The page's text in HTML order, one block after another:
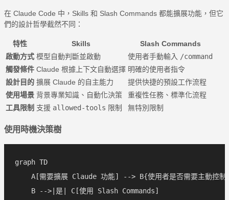
在 Claude Code 中，Skills 和 Slash Commands 都能擴展功能，但它
們的設計哲學截然不同：
特性 Skills
Slash Commands
啟動方式 模型自動判斷並啟動 使用者手動輸入 /command
觸發條件 Claude 根據上下文自動選擇 明確的使用者指令
設計目的 擴展 Claude 的自主能力
提供快捷的預設工作流程
使用場景 背景專業知識、自動化決策
重複性任務、標準化流程
工具限制 支援 allowed-tools 限制 無特別限制
使用時機決策樹
graph TD
A[需要擴展 Claude 功能] --> B{使用者是否需要主動控制
    B -->|是| C[使用 Slash Commands]